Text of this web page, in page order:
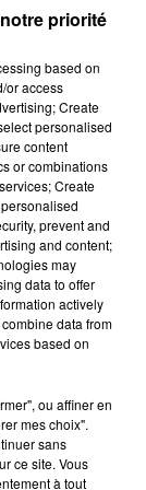
sur
Rhin -
Top Music
priorité
based on
or access
Create
personalised
content
or combinations
Create
prevent and
and content;
may
data to offer
actively
data from
based on
ou affiner en
mes choix".
sans
ce site. Vous
à tout